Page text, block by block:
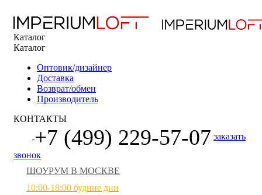
Каталог
Каталог
Оптовик/дизайнер
Доставка
Возврат/обмен
Производитель
КОНТАКТЫ
+7 (499) 229-57-07 заказать
звонок
ШОУРУМ В МОСКВЕ
10:00-18:00 будние дни